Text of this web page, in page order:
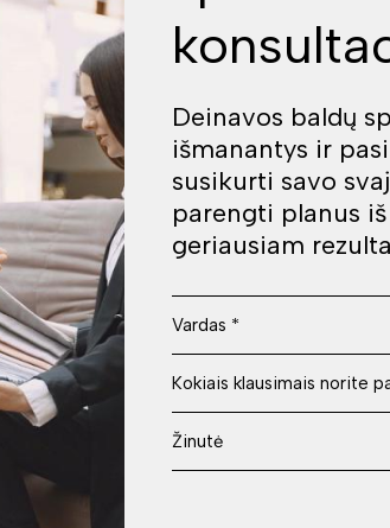
Deinavos baldų
išmanantys ir
susikurti savo
parengti planus
geriausiam